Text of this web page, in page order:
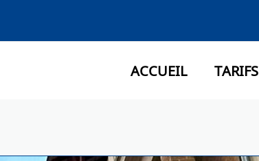
ACCUEIL TARIFS